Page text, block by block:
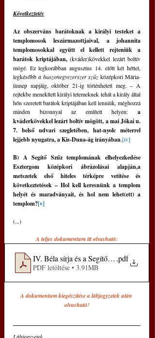
Következtetés
Az obszerváns barátoknak a királyi testeket a
templomosok leszármazottjaival, a johannita
templomosokkal együtt el kellett rejteniük a
barátok kriptájában, (kváder)kövekkel lezárt boltív
mögé. Ez legkorábban augusztus 14. előtt két héttel,
legkésőbb a huszonegyezerszer szűz középkori Mária-
ünnep napjáig, október 21-ig történhetett meg. – A
rejtekbe menekített királyi tetemeknek tehát a király által
hőn szeretett barátok kriptájában kell lenniük, méghozzá
minden bizonnyal az említett helyen: a
kváderkövekkel lezárt boltív mögött, a mai Jókai u.
7. belső udvari szegletében, hat-nyolc méterrel
lejjebb nyugatra, a Kis-Duna-ág irányában.[iv]
B) A Segítő Szűz templomának elhelyezkedése
Esztergom középkori ábrázolásai alapján,a
metszetek első hiteles térképre vetítése és
következtetések – Hol kell keresnünk a templom
helyét és maradványait, és hol nem lehet(ett) a
templom?[v]
(...)
A teljes dokumentum itt olvasható:
IV. Béla sírja és a Segítő Szűz temploma
.pdf
PDF letöltése • 3.91MB
A dokumentum kiegészítése a lábjegyzetek után
olvasható!